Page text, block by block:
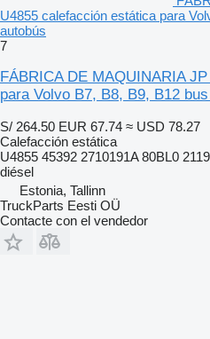
U4855 calefacción estática para
autobús
7
FÁBRICA DE MAQUINARIA
para Volvo B7, B8, B9, B12
S/ 264.50 EUR 67.74 ≈ USD 78.27
Calefacción estática
U4855 45392 2710191A 80BL0
diésel
Estonia, Tallinn
TruckParts Eesti OÜ
Contacte con el vendedor